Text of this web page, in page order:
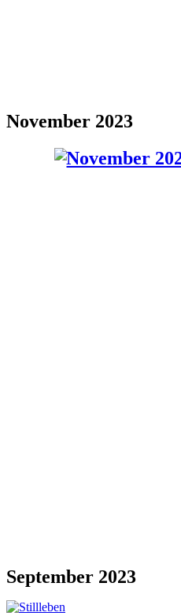
November 2023
September 2023